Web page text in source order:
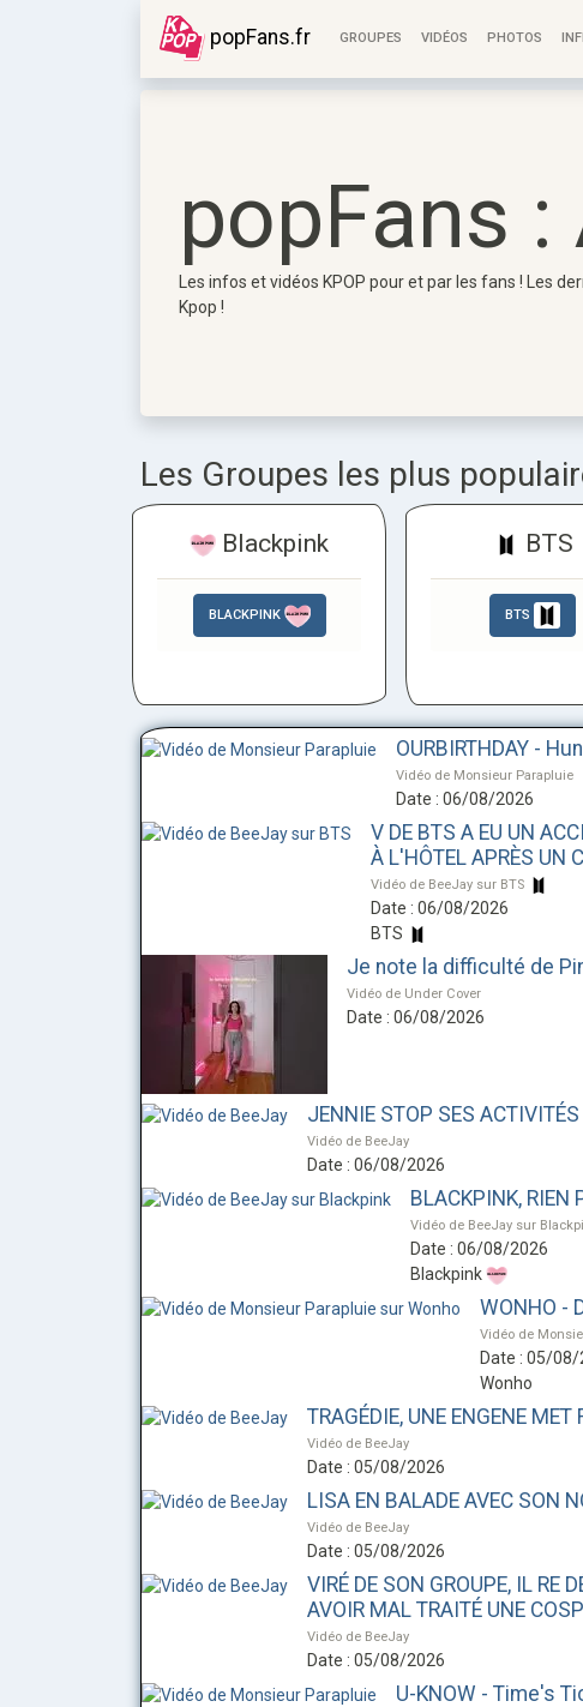
popFans.fr GROUPES VIDÉOS PHOTOS
popFans
Les infos et vidéos KPOP pour et par les fans ! Les
Kpop !
Les Groupes les plus
Blackpink
BLACKPINK
BTS
BTS
OURBIRTHDAY -
Vidéo de Monsieur Parapluie
Date : 06/08/2026
V DE BTS A EU UN
À L'HÔTEL APRÈS UN
Vidéo de BeeJay sur BTS
Date : 06/08/2026
BTS
Je note la difficulté de
Vidéo de Under Cover
Date : 06/08/2026
JENNIE STOP SES ACTIVITÉS
Vidéo de BeeJay
Date : 06/08/2026
BLACKPINK, RIEN
Vidéo de BeeJay sur
Date : 06/08/2026
Blackpink
WONHO -
Vidéo de
Date : 05/08/
Wonho
TRAGÉDIE, UNE ENGENE
Vidéo de BeeJay
Date : 05/08/2026
LISA EN BALADE AVEC SON
Vidéo de BeeJay
Date : 05/08/2026
VIRÉ DE SON GROUPE, IL RE
AVOIR MAL TRAITÉ UNE
Vidéo de BeeJay
Date : 05/08/2026
U-KNOW - Time's